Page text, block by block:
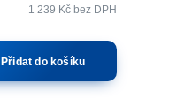
1 239 Kčbez DPH
Přidat do košíku